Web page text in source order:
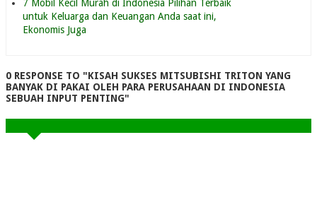
7 Mobil Kecil Murah di Indonesia Pilihan Terbaik
untuk Keluarga dan Keuangan Anda saat ini,
Ekonomis Juga
0 RESPONSE TO "KISAH SUKSES MITSUBISHI TRITON YANG
BANYAK DI PAKAI OLEH PARA PERUSAHAAN DI INDONESIA
SEBUAH INPUT PENTING"